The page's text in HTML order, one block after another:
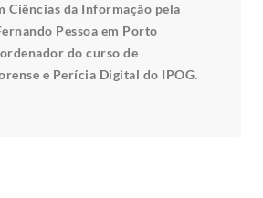
Ciências da Informação pela
Pessoa em Porto
do curso de
e Perícia Digital do IPOG.